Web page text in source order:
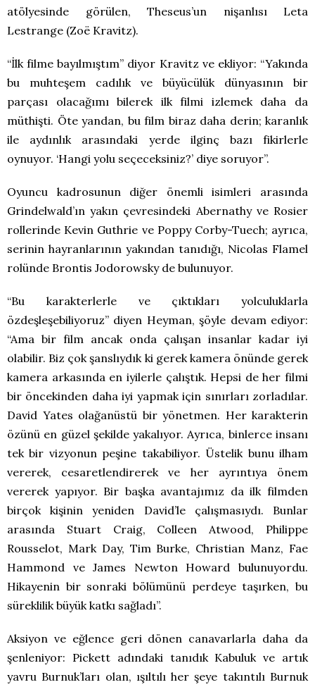
atölyesinde görülen, Theseus’un nişanlısı Leta
Lestrange (Zoë Kravitz).
“İlk filme bayılmıştım” diyor Kravitz ve ekliyor: “Yakında
bu muhteşem cadılık ve büyücülük dünyasının bir
parçası olacağımı bilerek ilk filmi izlemek daha da
müthişti. Öte yandan, bu film biraz daha derin; karanlık
ile aydınlık arasındaki yerde ilginç bazı fikirlerle
oynuyor. ‘Hangi yolu seçeceksiniz?’ diye soruyor”.
Oyuncu kadrosunun diğer önemli isimleri arasında
Grindelwald’ın yakın çevresindeki Abernathy ve Rosier
rollerinde Kevin Guthrie ve Poppy Corby-Tuech; ayrıca,
serinin hayranlarının yakından tanıdığı, Nicolas Flamel
rolünde Brontis Jodorowsky de bulunuyor.
“Bu karakterlerle ve çıktıkları yolculuklarla
özdeşleşebiliyoruz” diyen Heyman, şöyle devam ediyor:
“Ama bir film ancak onda çalışan insanlar kadar iyi
olabilir. Biz çok şanslıydık ki gerek kamera önünde gerek
kamera arkasında en iyilerle çalıştık. Hepsi de her filmi
bir öncekinden daha iyi yapmak için sınırları zorladılar.
David Yates olağanüstü bir yönetmen. Her karakterin
özünü en güzel şekilde yakalıyor. Ayrıca, binlerce insanı
tek bir vizyonun peşine takabiliyor. Üstelik bunu ilham
vererek, cesaretlendirerek ve her ayrıntıya önem
vererek yapıyor. Bir başka avantajımız da ilk filmden
birçok kişinin yeniden David’le çalışmasıydı. Bunlar
arasında Stuart Craig, Colleen Atwood, Philippe
Rousselot, Mark Day, Tim Burke, Christian Manz, Fae
Hammond ve James Newton Howard bulunuyordu.
Hikayenin bir sonraki bölümünü perdeye taşırken, bu
süreklilik büyük katkı sağladı”.
Aksiyon ve eğlence geri dönen canavarlarla daha da
şenleniyor: Pickett adındaki tanıdık Kabuluk ve artık
yavru Burnuk’ları olan, ışıltılı her şeye takıntılı Burnuk